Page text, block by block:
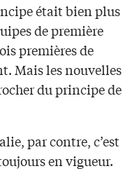
était bien plus
de première
premières de
Mais les nouvelles
du principe de
par contre, c’est
en vigueur.